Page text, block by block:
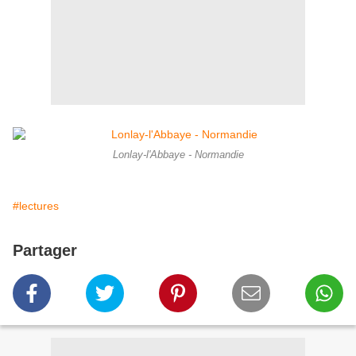
Lonlay-l'Abbaye - Normandie
#lectures
Partager